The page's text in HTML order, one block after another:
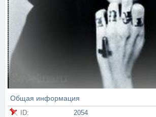
Общая информация
ID:
2054